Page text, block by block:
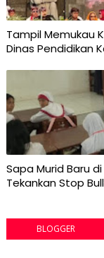
Tampil Memukau
Dinas Pendidikan
Sapa Murid Baru
Tekankan Stop
BLOGGER